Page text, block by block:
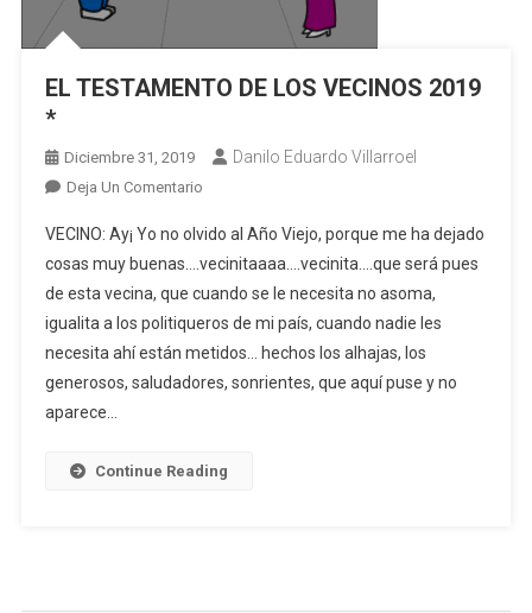
EL TESTAMENTO DE LOS VECINOS 2019
*
Diciembre 31, 2019 Danilo Eduardo Villarroel
Deja Un ComentarioEn
TESTAMENTO
DE
LOS
VECINOS
2019
*
VECINO: Ay¡ Yo no olvido al Año Viejo, porque me ha dejado
cosas muy buenas….vecinitaaaa….vecinita….que será pues
de esta vecina, que cuando se le necesita no asoma,
igualita a los politiqueros de mi país, cuando nadie les
necesita ahí están metidos… hechos los alhajas, los
generosos, saludadores, sonrientes, que aquí puse y no
aparece…
Continue Reading